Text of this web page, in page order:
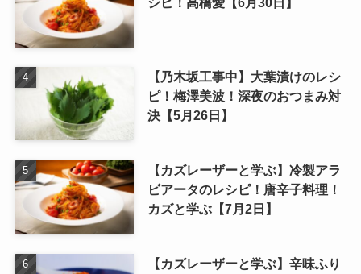
【乃木坂工事中】大葉漬けのレシ
ピ！梅澤美波！深夜のおつまみ対
決【5月26日】
【カズレーザーと学ぶ】冷製アラ
ビアータのレシピ！唐辛子料理！
カズと学ぶ【7月2日】
【カズレーザーと学ぶ】辛味ふり